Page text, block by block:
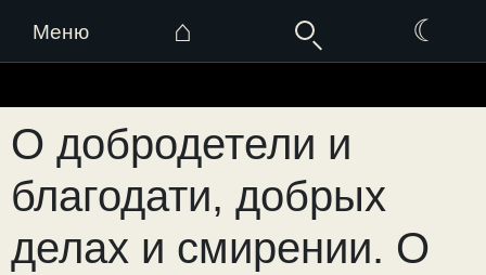
Меню ⌂ ☾
к
содержимому
О добродетели и
благодати, добрых
делах и смирении. О